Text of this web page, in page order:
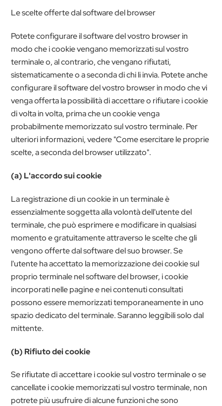
Le scelte offerte dal software del browser
Potete configurare il software del vostro browser in
modo che i cookie vengano memorizzati sul vostro
terminale o, al contrario, che vengano rifiutati,
sistematicamente o a seconda di chi li invia. Potete anche
configurare il software del vostro browser in modo che vi
venga offerta la possibilità di accettare o rifiutare i cookie
di volta in volta, prima che un cookie venga
probabilmente memorizzato sul vostro terminale. Per
ulteriori informazioni, vedere "Come esercitare le proprie
scelte, a seconda del browser utilizzato".
(a) L'accordo sui cookie
La registrazione di un cookie in un terminale è
essenzialmente soggetta alla volontà dell'utente del
terminale, che può esprimere e modificare in qualsiasi
momento e gratuitamente attraverso le scelte che gli
vengono offerte dal software del suo browser. Se
l'utente ha accettato la memorizzazione dei cookie sul
proprio terminale nel software del browser, i cookie
incorporati nelle pagine e nei contenuti consultati
possono essere memorizzati temporaneamente in uno
spazio dedicato del terminale. Saranno leggibili solo dal
mittente.
(b) Rifiuto dei cookie
Se rifiutate di accettare i cookie sul vostro terminale o se
cancellate i cookie memorizzati sul vostro terminale, non
potrete più usufruire di alcune funzioni che sono